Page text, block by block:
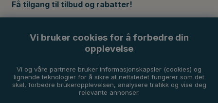
Få tilgang til tilbud og rabatter!
Vi bruker cookies for å forbedre din
opplevelse
Vi og våre partnere bruker informasjonskapsler (cookies) og
lignende teknologier for å sikre at nettstedet fungerer som det
skal, forbedre brukeropplevelsen, analysere trafikk og vise deg
relevante annonser.